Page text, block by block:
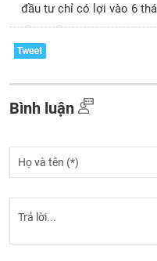
đầu tư chỉ có lợi vào 6
Bình luận